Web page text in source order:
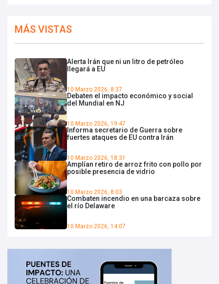
MÁS VISTAS
Alerta Irán que ni un litro de petróleo
llegará a EU
10 Marzo 2026, 8:37
Debaten el impacto económico y social
del Mundial en NJ
10 Marzo 2026, 19:47
Informa secretario de Guerra sobre
fuertes ataques de EU contra Irán
10 Marzo 2026, 18:31
Amplían retiro de arroz frito con pollo por
posible presencia de vidrio
10 Marzo 2026, 8:03
Combaten incendio en una barcaza sobre
el río Delaware
10 Marzo 2026, 14:07